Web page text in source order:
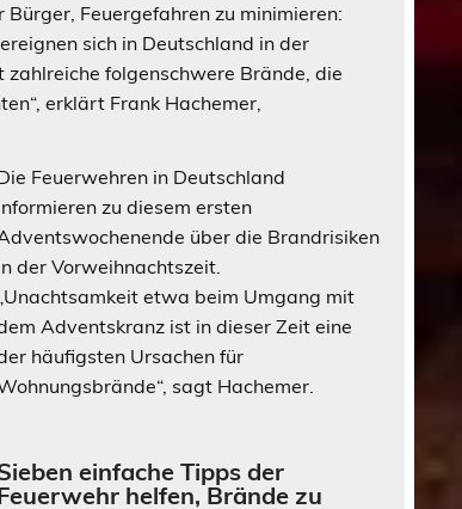
Bürger, Feuergefahren zu minimieren:
ereignen sich in Deutschland in der
zahlreiche folgenschwere Brände, die
erklärt Frank Hachemer,
Feuerwehren in Deutschland
zu diesem ersten
über die Brandrisiken
der Vorweihnachtszeit.
etwa beim Umgang mit
Adventskranz ist in dieser Zeit eine
häufigsten Ursachen für
sagt Hachemer.
einfache Tipps der
helfen, Brände zu